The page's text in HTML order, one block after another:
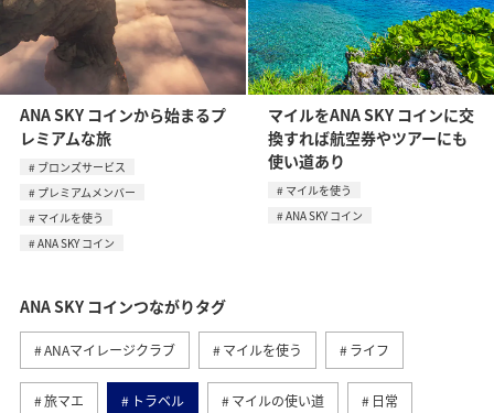
ANA SKY コインから始まるプ
レミアムな旅
ブロンズサービス
プレミアムメンバー
マイルを使う
ANA SKY コイン
マイルをANA SKY コインに交
換すれば航空券やツアーにも
使い道あり
マイルを使う
ANA SKY コイン
ANA SKY コインつながりタグ
ANAマイレージクラブ マイルを使う ライフ
旅マエ トラベル マイルの使い道 日常